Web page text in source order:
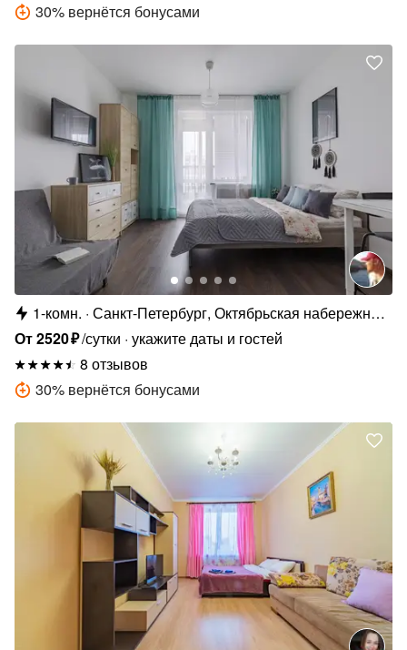
30% вернётся бонусами
1-комн. Санкт-Петербург, Октябрьская набережная,
34к4
От2520₽/сутки укажите даты и гостей
8 отзывов
30% вернётся бонусами